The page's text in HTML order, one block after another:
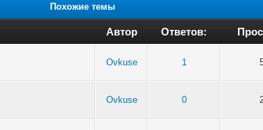
Похожие темы
Автор Ответов:
Ovkuse 1
Ovkuse 0